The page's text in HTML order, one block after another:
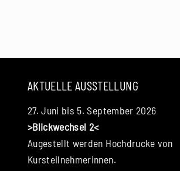
AKTUELLE AUSSTELLUNG
27. Juni bis 5. September 2026
>Blickwechsel 2<
Augestellt werden Hochdrucke von
Kursteilnehmerinnen.